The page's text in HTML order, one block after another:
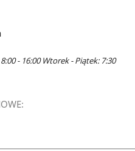
- 16:00 Wtorek - Piątek: 7:30